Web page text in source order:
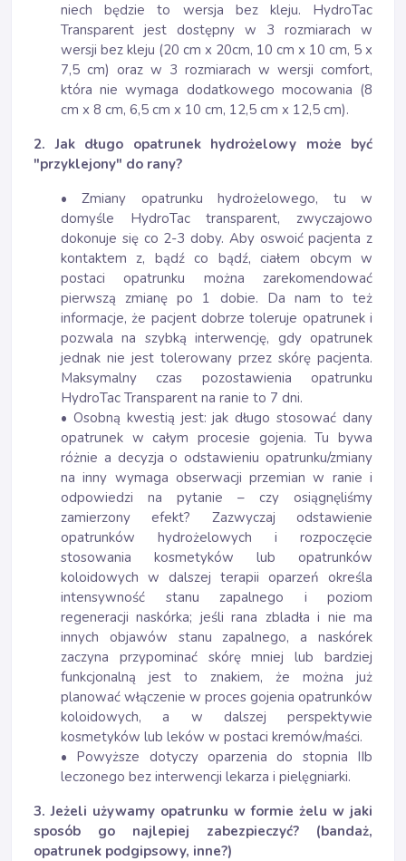
niech będzie to wersja bez kleju. HydroTac
Transparent jest dostępny w 3 rozmiarach w
wersji bez kleju (20 cm x 20cm, 10 cm x 10 cm, 5 x
7,5 cm) oraz w 3 rozmiarach w wersji comfort,
która nie wymaga dodatkowego mocowania (8
cm x 8 cm, 6,5 cm x 10 cm, 12,5 cm x 12,5 cm).
2. Jak długo opatrunek hydrożelowy może być
"przyklejony" do rany?
• Zmiany opatrunku hydrożelowego, tu w
domyśle HydroTac transparent, zwyczajowo
dokonuje się co 2-3 doby. Aby oswoić pacjenta z
kontaktem z, bądź co bądź, ciałem obcym w
postaci opatrunku można zarekomendować
pierwszą zmianę po 1 dobie. Da nam to też
informacje, że pacjent dobrze toleruje opatrunek i
pozwala na szybką interwencję, gdy opatrunek
jednak nie jest tolerowany przez skórę pacjenta.
Maksymalny czas pozostawienia opatrunku
HydroTac Transparent na ranie to 7 dni.
• Osobną kwestią jest: jak długo stosować dany
opatrunek w całym procesie gojenia. Tu bywa
różnie a decyzja o odstawieniu opatrunku/zmiany
na inny wymaga obserwacji przemian w ranie i
odpowiedzi na pytanie – czy osiągnęliśmy
zamierzony efekt? Zazwyczaj odstawienie
opatrunków hydrożelowych i rozpoczęcie
stosowania kosmetyków lub opatrunków
koloidowych w dalszej terapii oparzeń określa
intensywność stanu zapalnego i poziom
regeneracji naskórka; jeśli rana zbladła i nie ma
innych objawów stanu zapalnego, a naskórek
zaczyna przypominać skórę mniej lub bardziej
funkcjonalną jest to znakiem, że można już
planować włączenie w proces gojenia opatrunków
koloidowych, a w dalszej perspektywie
kosmetyków lub leków w postaci kremów/maści.
• Powyższe dotyczy oparzenia do stopnia IIb
leczonego bez interwencji lekarza i pielęgniarki.
3. Jeżeli używamy opatrunku w formie żelu w jaki
sposób go najlepiej zabezpieczyć? (bandaż,
opatrunek podgipsowy, inne?)